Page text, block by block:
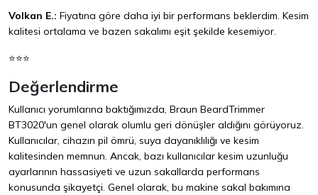
Volkan E.: Fiyatına göre daha iyi bir performans beklerdim. Kesim
kalitesi ortalama ve bazen sakalımı eşit şekilde kesemiyor.
⭐⭐⭐
Değerlendirme
Kullanıcı yorumlarına baktığımızda, Braun BeardTrimmer
BT3020'un genel olarak olumlu geri dönüşler aldığını görüyoruz.
Kullanıcılar, cihazın pil ömrü, suya dayanıklılığı ve kesim
kalitesinden memnun. Ancak, bazı kullanıcılar kesim uzunluğu
ayarlarının hassasiyeti ve uzun sakallarda performans
konusunda şikayetçi. Genel olarak, bu makine sakal bakımına